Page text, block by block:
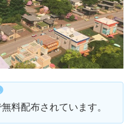
料配布されています。